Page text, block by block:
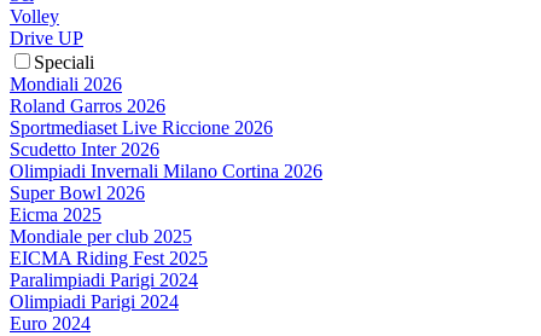
Volley
Drive UP
Speciali
Mondiali 2026
Roland Garros 2026
Sportmediaset Live Riccione 2026
Scudetto Inter 2026
Olimpiadi Invernali Milano Cortina 2026
Super Bowl 2026
Eicma 2025
Mondiale per club 2025
EICMA Riding Fest 2025
Paralimpiadi Parigi 2024
Olimpiadi Parigi 2024
Euro 2024